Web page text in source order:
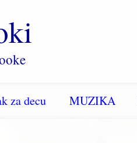
za decu MUZIKA